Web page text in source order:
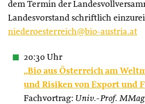
dem Termin der
Landesvorstand schriftlich
niederoesterreich@bio-austria.at
20:30 Uhr
„Bio aus Österreich am
und Risiken von Export und
Fachvortrag: Univ.-Prof.